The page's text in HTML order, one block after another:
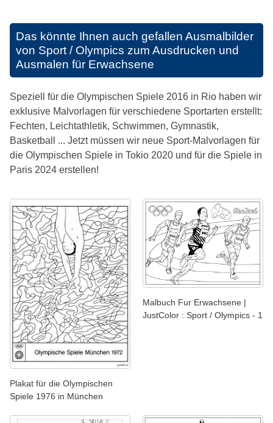
Das könnte Ihnen auch gefallen Ausmalbilder
von Sport / Olympics zum Ausdrucken und
Ausmalen für Erwachsene
Speziell für die Olympischen Spiele 2016 in Rio haben wir
exklusive Malvorlagen für verschiedene Sportarten erstellt:
Fechten, Leichtathletik, Schwimmen, Gymnastik,
Basketball ... Jetzt müssen wir neue Sport-Malvorlagen für
die Olympischen Spiele in Tokio 2020 und für die Spiele in
Paris 2024 erstellen!
Plakat für die Olympischen
Spiele 1976 in München
Malbuch Fur Erwachsene |
JustColor : Sport / Olympics - 1